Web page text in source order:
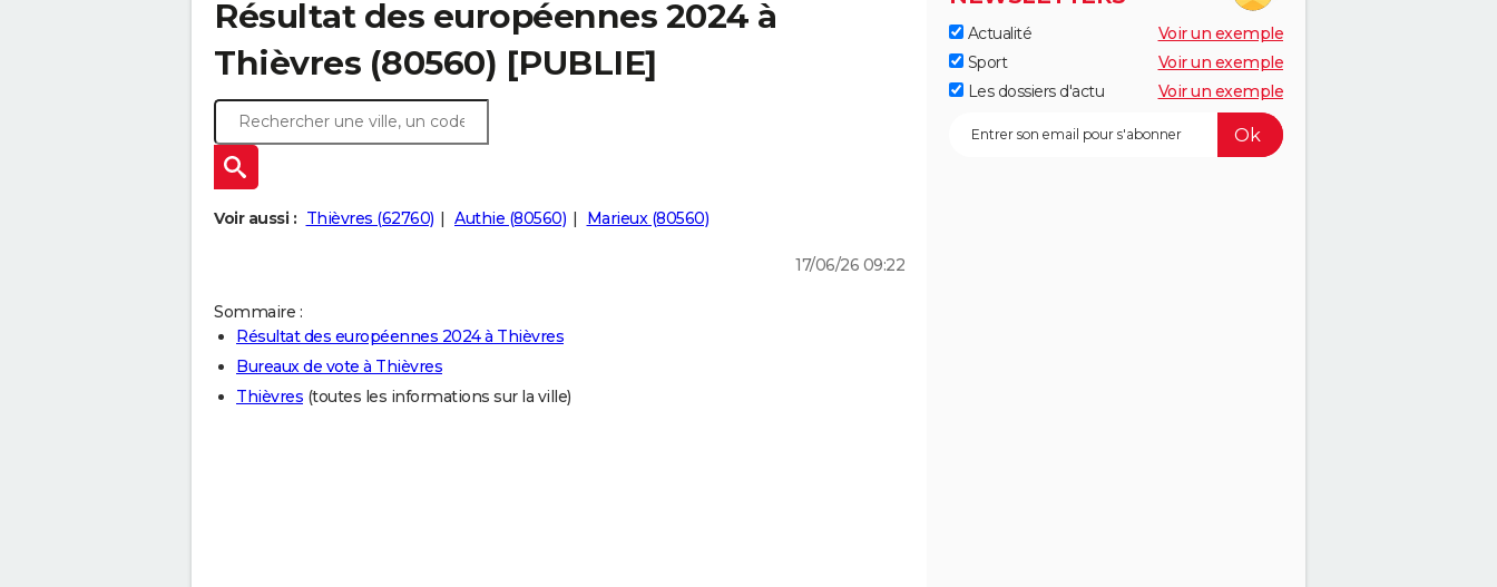
Résultat des européennes 2024 à
Thièvres (80560) [PUBLIE]
Voir aussi : Thièvres (62760) Authie (80560) Marieux (80560)
17/06/26 09:22
Sommaire :
Résultat des européennes 2024 à Thièvres
Bureaux de vote à Thièvres
Thièvres (toutes les informations sur la ville)
Actualité
Voir un exemple
Sport
Voir un exemple
Les dossiers d'actu
Voir un exemple